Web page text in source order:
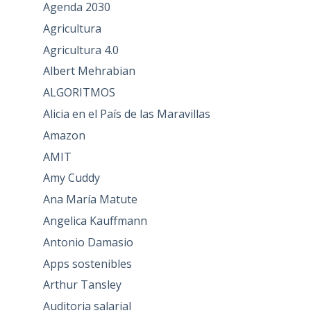
Agenda 2030
Agricultura
Agricultura 4.0
Albert Mehrabian
ALGORITMOS
Alicia en el País de las Maravillas
Amazon
AMIT
Amy Cuddy
Ana María Matute
Angelica Kauffmann
Antonio Damasio
Apps sostenibles
Arthur Tansley
Auditoria salarial